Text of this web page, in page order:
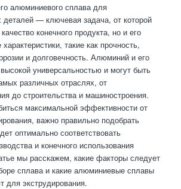
алюминиевого сплава для
деталей — ключевая задача, от которой
конечного продукта, но и его
такие как прочность,
и долговечность. Алюминий и его
универсальностью и могут быть
различных отраслях, от
до строительства и машиностроения.
максимальной эффективности от
важно правильно подобрать
оптимально соответствовать
и конечного использования
мы расскажем, какие факторы следует
сплава и какие алюминиевые сплавы
для экструдирования.